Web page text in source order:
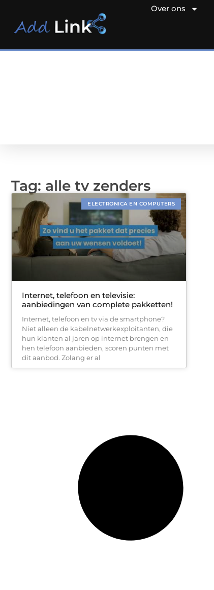
Over ons
Tag: alle tv zenders
ELECTRONICA EN COMPUTERS
Internet, telefoon en televisie:
aanbiedingen van complete pakketten!
Internet, telefoon en tv via de smartphone?
Niet alleen de kabelnetwerkexploitanten, die
hun klanten al jaren op internet brengen en
hen telefoon aanbieden, scoren punten met
dit aanbod. Zolang er al